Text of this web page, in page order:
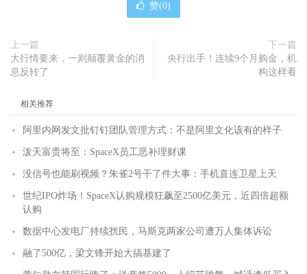
赞(0)
上一篇
大行情要来，一则颠覆黄金的消
息反转了
下一篇
央行出手！连续9个月购金，机
构这样看
相关推荐
阿里内网发文批钉钉团队管理方式：不是阿里文化该有的样子
泼天富贵将至：SpaceX员工恶补理财课
没信号也能刷视频？朱雀2号干了件大事：手机直连卫星上天
世纪IPO炸场！SpaceX认购规模狂飙至2500亿美元，近四倍超额
认购
数据中心发电厂持续扰民，马斯克两家公司遭万人集体诉讼
融了500亿，梁文锋开始大搞基建了